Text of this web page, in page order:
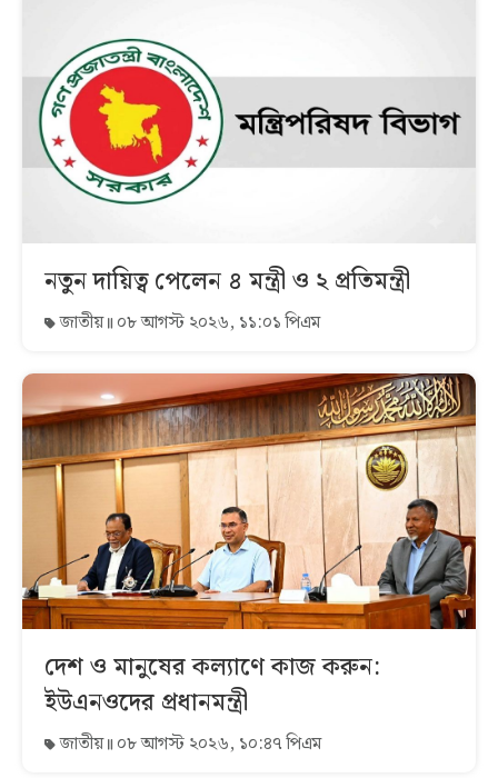
নতুন দায়িত্ব পেলেন ৪ মন্ত্রী ও ২ প্রতিমন্ত্রী
জাতীয় ০৮ আগস্ট ২০২৬, ১১:০১ পিএম
দেশ ও মানুষের কল্যাণে কাজ করুন:
ইউএনওদের প্রধানমন্ত্রী
জাতীয় ০৮ আগস্ট ২০২৬, ১০:৪৭ পিএম